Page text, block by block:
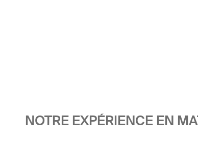
NOTRE EXPÉRIENCE EN